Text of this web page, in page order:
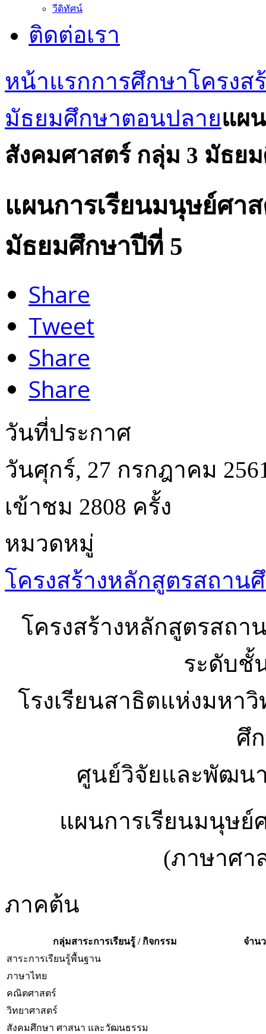
วีดิทัศน์
ติดต่อเรา
หน้าแรกการศึกษาโครงส
มัธยมศึกษาตอนปลายแผ
สังคมศาสตร์ กลุ่ม 3 มัธย
แผนการเรียนมนุษย์ศา
มัธยมศึกษาปีที่ 5
Share
Tweet
Share
Share
วันที่ประกาศ
วันศุกร์, 27 กรกฎาคม
เข้าชม 2808 ครั้ง
หมวดหมู่
โครงสร้างหลักสูตรสถา
โครงสร้างหลักสูตรสถ
ระดับชั้
โรงเรียนสาธิตแห่งมหา
ศึ
ศูนย์วิจัยและพัฒน
แผนการเรียนมนุษย์
(ภาษาศา
ภาคต้น
กลุ่มสาระการเรียนรู้ / กิจกรรม
จำน
สาระการเรียนรู้พื้นฐาน
ภาษาไทย
คณิตศาสตร์
วิทยาศาสตร์
สังคมศึกษา ศาสนา และวัฒนธรรม